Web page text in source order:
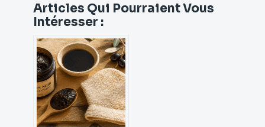
Articles Qui Pourraient Vous
Intéresser :